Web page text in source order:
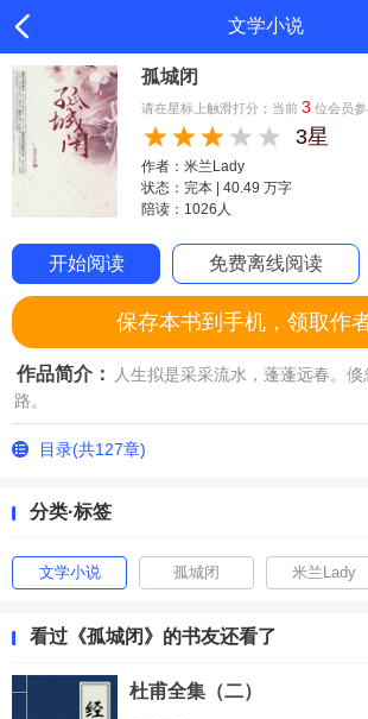
文学小说
孤城闭
请在星标上触滑打分；当前 3 位会员
3星
作者：米兰Lady
状态：完本 | 40.49 万字
陪读：1026人
开始阅读 免费离线阅读
保存本书到手机，领取作
作品简介：
人生拟是采采流水，蓬蓬远春。
路。
目录(共127章)
分类·标签
文学小说 孤城闭 米兰Lady
看过《孤城闭》的书友还看了
杜甫全集（二）